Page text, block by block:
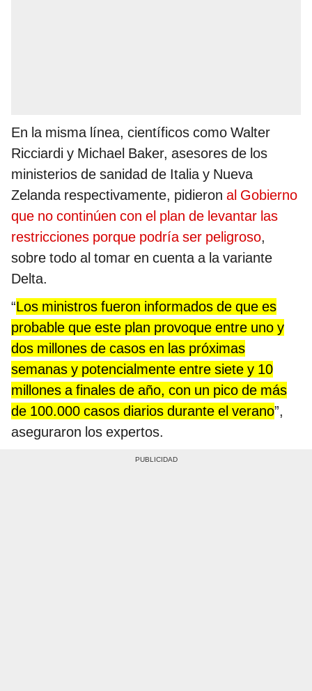
En la misma línea, científicos como Walter
Ricciardi y Michael Baker, asesores de los
ministerios de sanidad de Italia y Nueva
Zelanda respectivamente, pidieron al Gobierno
que no continúen con el plan de levantar las
restricciones porque podría ser peligroso,
sobre todo al tomar en cuenta a la variante
Delta.
“Los ministros fueron informados de que es
probable que este plan provoque entre uno y
dos millones de casos en las próximas
semanas y potencialmente entre siete y 10
millones a finales de año, con un pico de más
de 100.000 casos diarios durante el verano”,
aseguraron los expertos.